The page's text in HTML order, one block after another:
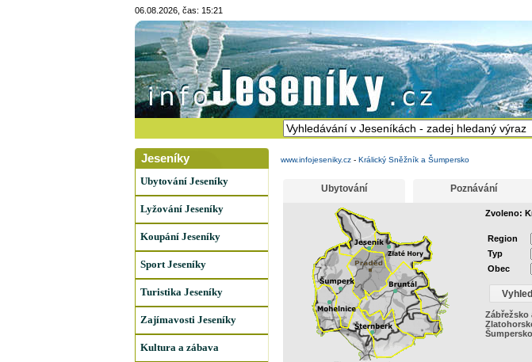
06.08.2026, čas: 15:21
Jeseníky
Ubytování Jeseníky
Lyžování Jeseníky
Koupání Jeseníky
Sport Jeseníky
Turistika Jeseníky
Zajímavosti Jeseníky
Kultura a zábava
www.infojeseniky.cz- Králický Sněžník a Šumpersko
Ubytování Poznávání
Zvoleno:
Region
Typ
Obec
Zábřežsko
Šumpersko